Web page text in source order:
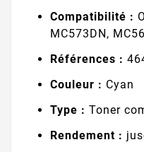
Compatibilité :
MC573DN,
Références :
Couleur : Cyan
Type : Toner
Rendement :